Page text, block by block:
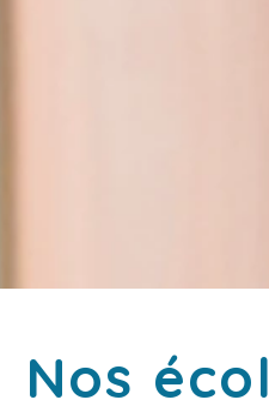
Nos